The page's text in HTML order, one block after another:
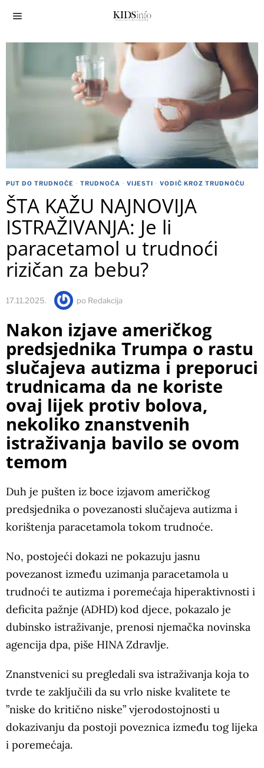
PUT DO TRUDNOĆE · TRUDNOĆA · VIJESTI · VODIČ KROZ TRUDNOĆU
ŠTA KAŽU NAJNOVIJA
ISTRAŽIVANJA: Je li
paracetamol u trudnoći
rizičan za bebu?
17.11.2025. po Redakcija
Nakon izjave američkog
predsjednika Trumpa o rastu
slučajeva autizma i preporuci
trudnicama da ne koriste
ovaj lijek protiv bolova,
nekoliko znanstvenih
istraživanja bavilo se ovom
temom
Duh je pušten iz boce izjavom američkog
predsjednika o povezanosti slučajeva autizma i
korištenja paracetamola tokom trudnoće.
No, postojeći dokazi ne pokazuju jasnu
povezanost između uzimanja paracetamola u
trudnoći te autizma i poremećaja hiperaktivnosti i
deficita pažnje (ADHD) kod djece, pokazalo je
dubinsko istraživanje, prenosi njemačka novinska
agencija dpa, piše HINA Zdravlje.
Znanstvenici su pregledali sva istraživanja koja to
tvrde te zaključili da su vrlo niske kvalitete te
”niske do kritično niske” vjerodostojnosti u
dokazivanju da postoji poveznica između tog lijeka
i poremećaja.